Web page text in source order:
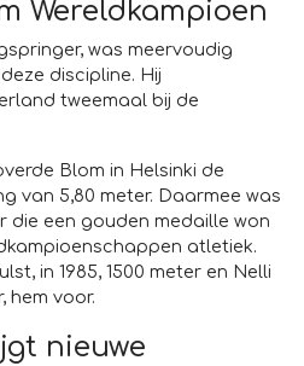
Wereldkampioen
was meervoudig
discipline. Hij
tweemaal bij de
Blom in Helsinki de
van 5,80 meter. Daarmee was
die een gouden medaille won
atletiek.
in 1985, 1500 meter en Nelli
hem voor.
nieuwe